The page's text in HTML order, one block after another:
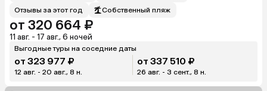
Отзывы за этот год
Собственный пляж
от 320 664 ₽
11 авг. - 17 авг., 6 ночей
Выгодные туры на соседние даты
от 323 977 ₽
12 авг. - 20 авг., 8 н.
от 337 510 ₽
26 авг. - 3 сент., 8 н.